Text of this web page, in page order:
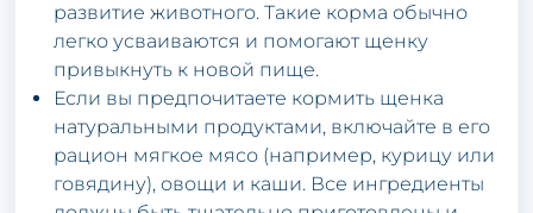
развитие животного. Такие корма обычно
легко усваиваются и помогают щенку
привыкнуть к новой пище.
Если вы предпочитаете кормить щенка
натуральными продуктами, включайте в его
рацион мягкое мясо (например, курицу или
говядину), овощи и каши. Все ингредиенты